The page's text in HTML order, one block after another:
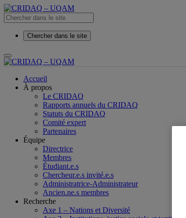
Chercher dans le site
Accueil
À propos
Le CRIDAQ
Rapports annuels du CRIDAQ
Statuts du CRIDAQ
Comité expert
Partenaires
Équipe
Directrice
Membres
Étudiant.e.s
Chercheur.e.s invité.e.s
Administratrice-Administrateur
Ancien.ne.s membres
Recherche
Axe 1 – Nations et Diversité